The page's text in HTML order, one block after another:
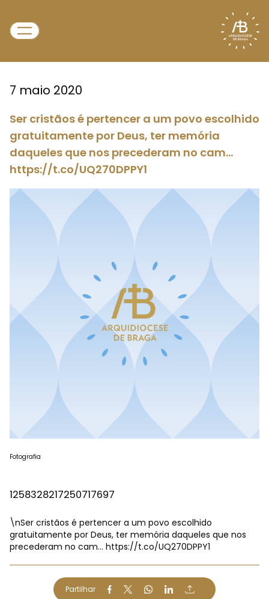
7 maio 2020
Ser cristãos é pertencer a um povo escolhido
gratuitamente por Deus, ter memória
daqueles que nos precederam no cam…
https://t.co/UQ270DPPY1
Fotografia
1258328217250717697
\nSer cristãos é pertencer a um povo escolhido
gratuitamente por Deus, ter memória daqueles que nos
precederam no cam… https://t.co/UQ270DPPY1
Partilhar